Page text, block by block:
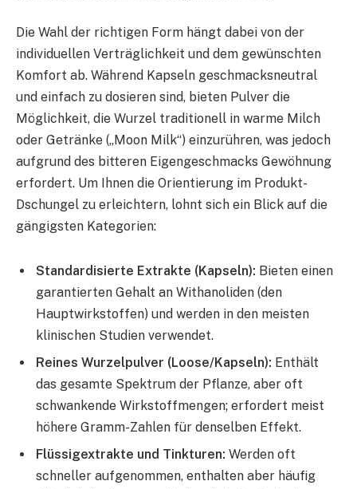
Die Wahl der richtigen Form hängt dabei von der
individuellen Verträglichkeit und dem gewünschten
Komfort ab. Während Kapseln geschmacksneutral
und einfach zu dosieren sind, bieten Pulver die
Möglichkeit, die Wurzel traditionell in warme Milch
oder Getränke („Moon Milk“) einzurühren, was jedoch
aufgrund des bitteren Eigengeschmacks Gewöhnung
erfordert. Um Ihnen die Orientierung im Produkt-
Dschungel zu erleichtern, lohnt sich ein Blick auf die
gängigsten Kategorien:
Standardisierte Extrakte (Kapseln): Bieten einen
garantierten Gehalt an Withanoliden (den
Hauptwirkstoffen) und werden in den meisten
klinischen Studien verwendet.
Reines Wurzelpulver (Loose/Kapseln): Enthält
das gesamte Spektrum der Pflanze, aber oft
schwankende Wirkstoffmengen; erfordert meist
höhere Gramm-Zahlen für denselben Effekt.
Flüssigextrakte und Tinkturen: Werden oft
schneller aufgenommen, enthalten aber häufig